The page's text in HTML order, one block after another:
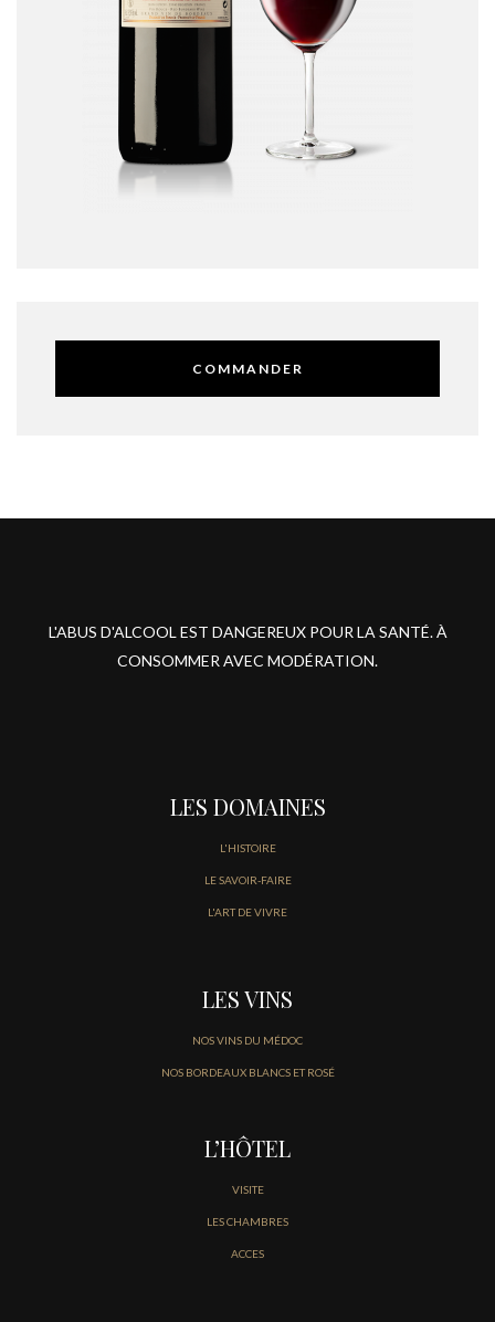
COMMANDER
L'ABUS D'ALCOOL EST DANGEREUX POUR LA SANTÉ. À
CONSOMMER AVEC MODÉRATION.
LES DOMAINES
L'HISTOIRE
LE SAVOIR-FAIRE
L'ART DE VIVRE
LES VINS
NOS VINS DU MÉDOC
NOS BORDEAUX BLANCS ET ROSÉ
L’HÔTEL
VISITE
LES CHAMBRES
ACCES